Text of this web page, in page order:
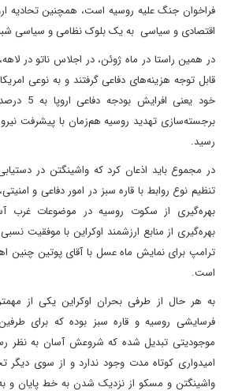
فراخوان جنگ علیه روسیه است، همچنین تحادیه
اقتصادی و سیاسی به یک بلوک نظامی و سیاسی
در همین راستا در ماه ژوئن، در اجلاس ناتو در
قابل توجه هزینه‌های دفاعی گرفتند و به نوعی
برجسته‌سازی تهدید روسیه هم‌زمان با پیشرفت
رسید.
در مجموع باید اذعان کرد که واشینگتن در
تنظیم نوع روابط با قاره سبز در امور دفاعی و
بهره‌گیری از سکوت روسیه در موضوعات غرب
بهره‌گیری از منابع ارزشمند اوکراین با موفقیت
ترامپ برای نمایش ماه عسل با آقای پوتین چنین
است.
به هر حال از طرفی بحران اوکراین یکی از
فرسایشی روسیه و قاره سبز بوده که برای
موجودیتی تبدیل شده که شروعش آسان به نظر
امیدواری کوتاه مدت وجود ندارد و از سوی دیگر
واشینگتن و مسکو از نزدیک شدن به خط پایان و